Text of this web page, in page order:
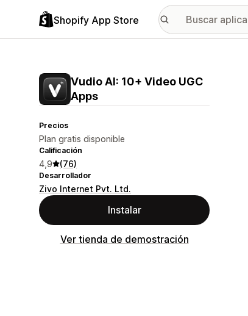
Shopify App Store
Vudio AI: 10+ Video UGC
Apps
Precios
Plan gratis disponible
Calificación
4,9 (76)
Desarrollador
Zivo Internet Pvt. Ltd.
Instalar
Ver tienda de demostración